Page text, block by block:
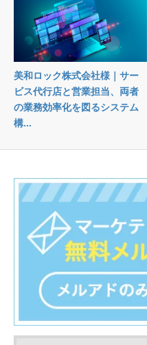
美和ロック株式会社様｜サー
ビス代行店と営業担当、両者
の業務効率化を図るシステム
構...